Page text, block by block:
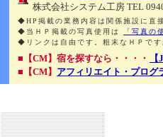
株式会社システム工房 TEL
◆HP掲載の業務内容は関係施設に直
◆当ＨＰ掲載の写真使用は
「写真の
◆リンクは自由です。粗末なＨＰです
■【CM】宿を探すなら・・・・
■【CM】 アフィリエイト・プログ